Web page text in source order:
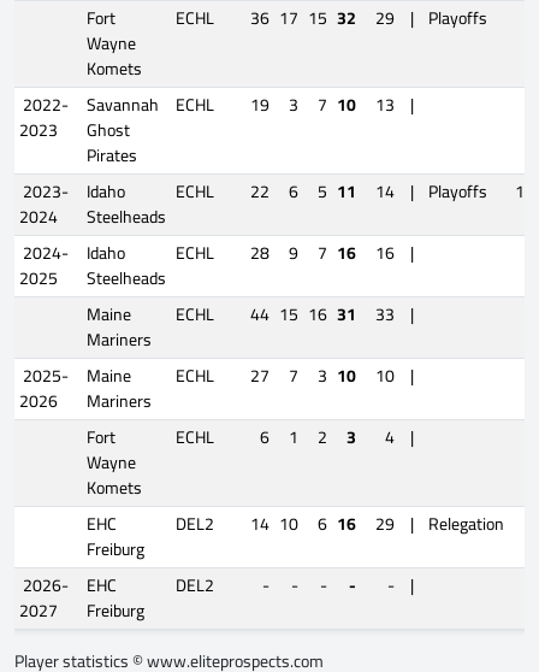
Fort
Wayne
Komets
ECHL 36 17 15 32 29 | Playoffs
2022-
2023
Savannah
Ghost
Pirates
ECHL 19 3 7 10 13 |
2023-
2024
Idaho
Steelheads
ECHL 22 6 5 11 14 | Playoffs
10
2024-
2025
Idaho
Steelheads
ECHL 28 9 7 16 16 |
Maine
Mariners
ECHL 44 15 16 31 33 |
2025-
2026
Maine
Mariners
ECHL 27 7 3 10 10 |
Fort
Wayne
Komets
ECHL 6 1 2 3 4 |
EHC
Freiburg
DEL2 14 10 6 16 29 | Relegation
2026-
2027
EHC
Freiburg
DEL2 - - - - - |
Player statistics ©www.eliteprospects.com